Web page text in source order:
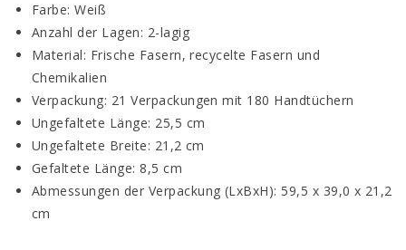
Farbe: Weiß
Anzahl der Lagen: 2-lagig
Material: Frische Fasern, recycelte Fasern und
Chemikalien
Verpackung: 21 Verpackungen mit 180 Handtüchern
Ungefaltete Länge: 25,5 cm
Ungefaltete Breite: 21,2 cm
Gefaltete Länge: 8,5 cm
Abmessungen der Verpackung (LxBxH): 59,5 x 39,0 x 21,2
cm